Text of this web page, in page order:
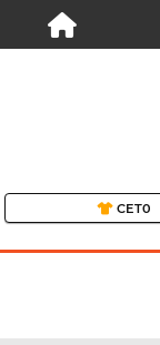
CET0